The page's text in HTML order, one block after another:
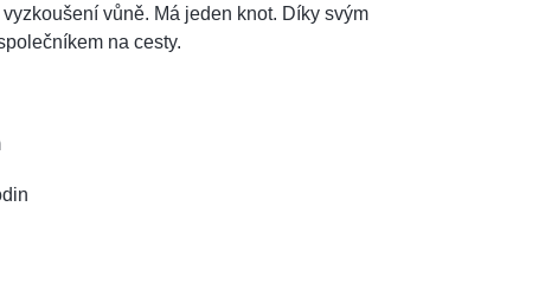
vůně. Má jeden knot. Díky svým
na cesty.